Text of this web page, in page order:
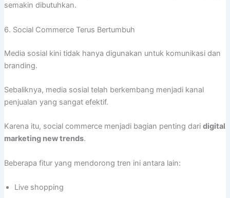
semakin dibutuhkan.
6. Social Commerce Terus Bertumbuh
Media sosial kini tidak hanya digunakan untuk komunikasi dan
branding.
Sebaliknya, media sosial telah berkembang menjadi kanal
penjualan yang sangat efektif.
Karena itu, social commerce menjadi bagian penting dari digital
marketing new trends.
Beberapa fitur yang mendorong tren ini antara lain:
Live shopping